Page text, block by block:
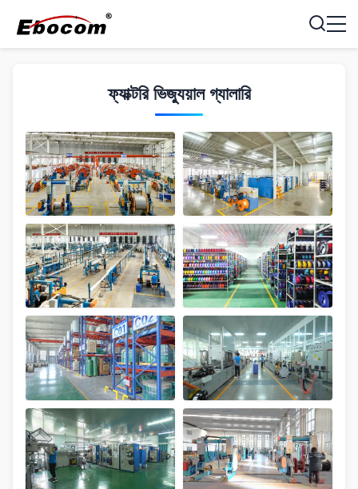
ফ্যাক্টরি ভিজ্যুয়াল গ্যালারি